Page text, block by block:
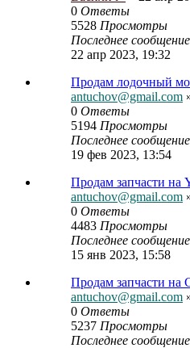
0 Ответы
5528 Просмотры
Последнее сообщение
22 апр 2023, 19:32
Продам лодочный
antuchov@gmail.com
0 Ответы
5194 Просмотры
Последнее сообщение
19 фев 2023, 13:54
Продам запчасти на
antuchov@gmail.com
0 Ответы
4483 Просмотры
Последнее сообщение
15 янв 2023, 15:58
Продам запчасти на
antuchov@gmail.com
0 Ответы
5237 Просмотры
Последнее сообщение